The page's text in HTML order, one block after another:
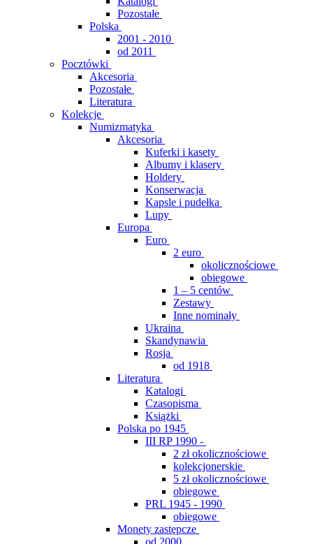
Pozostałe
Polska
2001 - 2010
od 2011
Pocztówki
Akcesoria
Pozostałe
Literatura
Kolekcje
Numizmatyka
Akcesoria
Kuferki i kasety
Albumy i klasery
Holdery
Konserwacja
Kapsle i pudełka
Lupy
Europa
Euro
2 euro
okolicznościowe
obiegowe
1 – 5 centów
Zestawy
Inne nominały
Ukraina
Skandynawia
Rosja
od 1918
Literatura
Katalogi
Czasopisma
Książki
Polska po 1945
III RP 1990 -
2 zł okolicznościowe
kolekcjonerskie
5 zł okolicznościowe
obiegowe
PRL 1945 - 1990
obiegowe
Monety zastępcze
od 2000